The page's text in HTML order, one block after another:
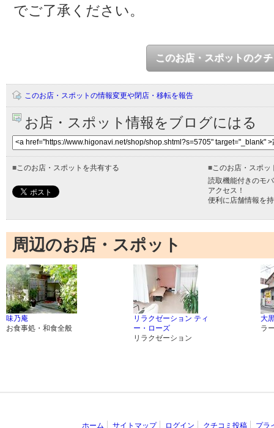
でご了承ください。
このお店・スポットのク
このお店・スポットの情報変更や閉店・移転を報告
お店・スポット情報をブログにはる
■ このお店・スポットを共有する ■ このお店・スポ
読取機能付きのモ
アクセス！
便利に店舗情報を
周辺のお店・スポット
味乃庵
お食事処・和食全般
リラクゼーション ティ
ー・ローズ
リラクゼーション
大
ラ
ホーム サイトマップ ログイン クチコミ投稿 プラ